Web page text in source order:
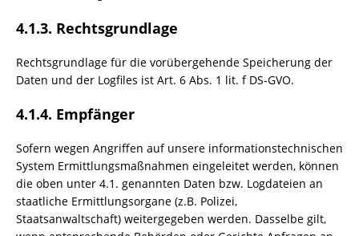
4.1.3. Rechtsgrundlage
Rechtsgrundlage für die vorübergehende Speicherung der
Daten und der Logfiles ist Art. 6 Abs. 1 lit. f DS-GVO.
4.1.4. Empfänger
Sofern wegen Angriffen auf unsere informationstechnischen
System Ermittlungsmaßnahmen eingeleitet werden, können
die oben unter 4.1. genannten Daten bzw. Logdateien an
staatliche Ermittlungsorgane (z.B. Polizei,
Staatsanwaltschaft) weitergegeben werden. Dasselbe gilt,